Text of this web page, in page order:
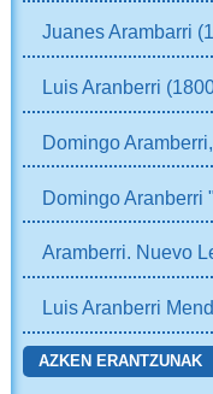
Juanes Arambarri
Luis Aranberri
Domingo
Domingo Aranberri
Aramberri. Nuevo
Luis Aranberri
AZKEN ERANTZUNAK